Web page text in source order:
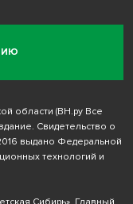
области (ВН.ру Все
Свидетельство о
выдано Федеральной
технологий и